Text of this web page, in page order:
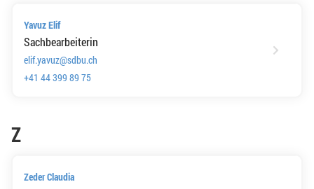
Yavuz Elif
Sachbearbeiterin
elif.yavuz@sdbu.ch
+41 44 399 89 75
Z
Zeder Claudia